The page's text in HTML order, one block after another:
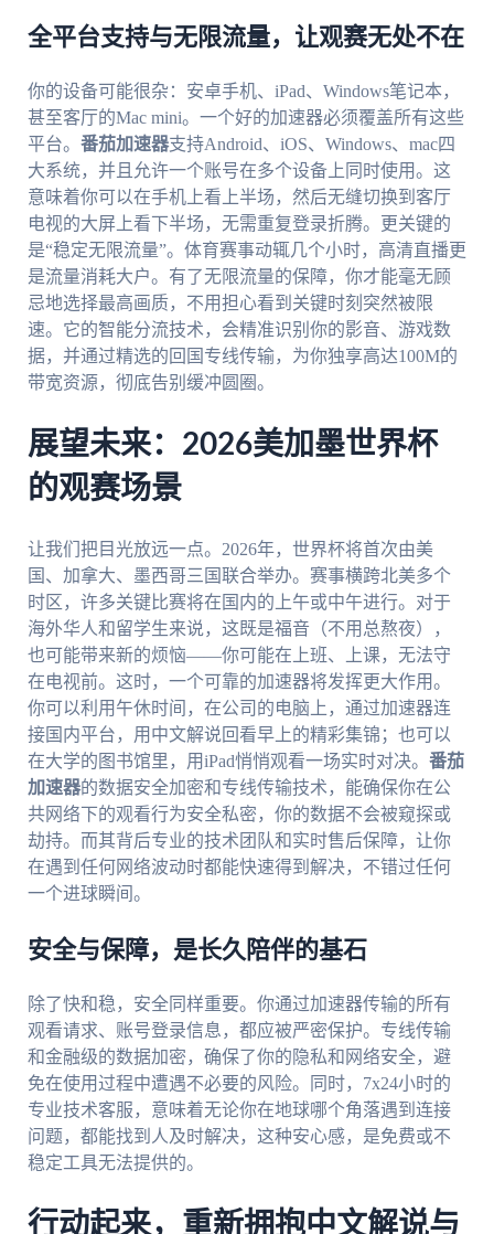
全平台支持与无限流量，让观赛无处不在
你的设备可能很杂：安卓手机、iPad、Windows笔记本，
甚至客厅的Mac mini。一个好的加速器必须覆盖所有这些
平台。 番茄加速器支持Android、iOS、Windows、mac四
大系统，并且允许一个账号在多个设备上同时使用。这
意味着你可以在手机上看上半场，然后无缝切换到客厅
电视的大屏上看下半场，无需重复登录折腾。更关键的
是“稳定无限流量”。体育赛事动辄几个小时，高清直播更
是流量消耗大户。有了无限流量的保障，你才能毫无顾
忌地选择最高画质，不用担心看到关键时刻突然被限
速。它的智能分流技术，会精准识别你的影音、游戏数
据，并通过精选的回国专线传输，为你独享高达100M的
带宽资源，彻底告别缓冲圆圈。
展望未来：2026美加墨世界杯
的观赛场景
让我们把目光放远一点。2026年，世界杯将首次由美
国、加拿大、墨西哥三国联合举办。赛事横跨北美多个
时区，许多关键比赛将在国内的上午或中午进行。对于
海外华人和留学生来说，这既是福音（不用总熬夜），
也可能带来新的烦恼——你可能在上班、上课，无法守
在电视前。这时，一个可靠的加速器将发挥更大作用。
你可以利用午休时间，在公司的电脑上，通过加速器连
接国内平台，用中文解说回看早上的精彩集锦；也可以
在大学的图书馆里，用iPad悄悄观看一场实时对决。 番茄
加速器的数据安全加密和专线传输技术，能确保你在公
共网络下的观看行为安全私密，你的数据不会被窥探或
劫持。而其背后专业的技术团队和实时售后保障，让你
在遇到任何网络波动时都能快速得到解决，不错过任何
一个进球瞬间。
安全与保障，是长久陪伴的基石
除了快和稳，安全同样重要。你通过加速器传输的所有
观看请求、账号登录信息，都应被严密保护。专线传输
和金融级的数据加密，确保了你的隐私和网络安全，避
免在使用过程中遭遇不必要的风险。同时，7x24小时的
专业技术客服，意味着无论你在地球哪个角落遇到连接
问题，都能找到人及时解决，这种安心感，是免费或不
稳定工具无法提供的。
行动起来，重新拥抱中文解说与